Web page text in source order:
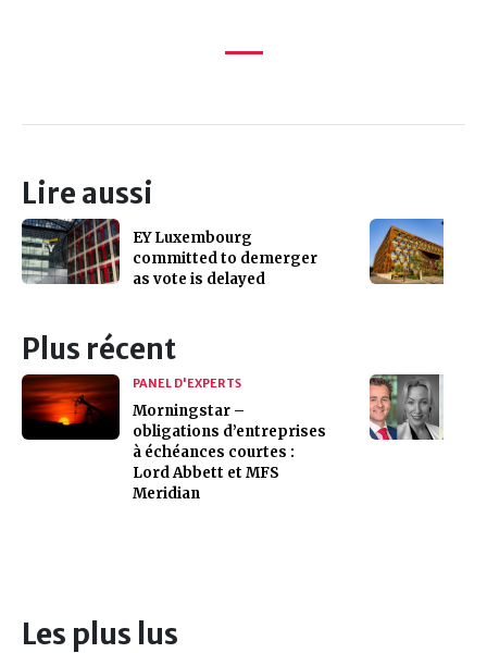
Lire aussi
EY Luxembourg
committed to demerger
as vote is delayed
Plus récent
PANEL D'EXPERTS
Morningstar –
obligations d’entreprises
à échéances courtes :
Lord Abbett et MFS
Meridian
Les plus lus